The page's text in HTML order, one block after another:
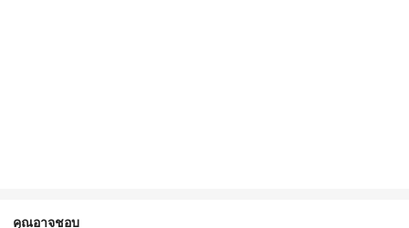
คุณอาจชอบ